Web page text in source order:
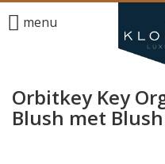
menu
Orbitkey Key
Blush met